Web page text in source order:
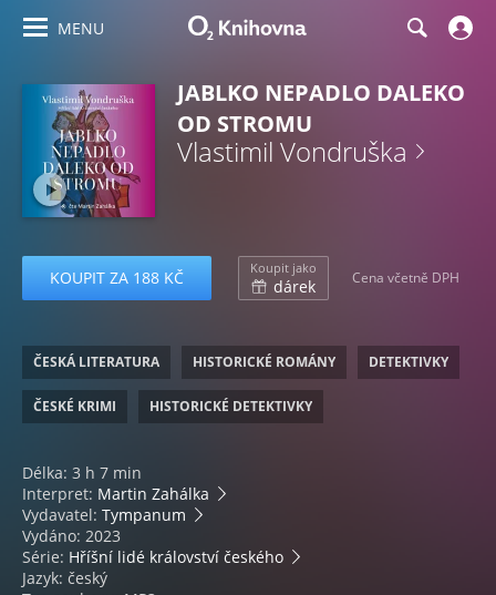
MENU
JABLKO NEPADLO DALEKO
OD STROMU
Vlastimil Vondruška
KOUPIT ZA 188 KČ Koupit jako
dárek Cena včetně DPH
ČESKÁ LITERATURA HISTORICKÉ ROMÁNY DETEKTIVKY
ČESKÉ KRIMI HISTORICKÉ DETEKTIVKY
Délka: 3 h 7 min
Interpret: Martin Zahálka
Vydavatel: Tympanum
Vydáno: 2023
Série: Hříšní lidé království českého
Jazyk: český